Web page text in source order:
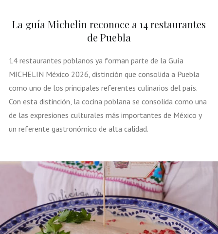
La guía Michelin reconoce a 14 restaurantes
de Puebla
14 restaurantes poblanos ya forman parte de la Guía
MICHELIN México 2026, distinción que consolida a Puebla
como uno de los principales referentes culinarios del país.
Con esta distinción, la cocina poblana se consolida como una
de las expresiones culturales más importantes de México y
un referente gastronómico de alta calidad.